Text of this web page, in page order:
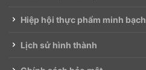
Hiệp hội thực phẩm minh bạch
Lịch sử hình thành